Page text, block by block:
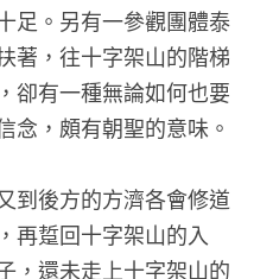
足。另有一參觀團體泰
著，往十字架山的階梯
卻有一種無論如何也要
念，頗有朝聖的意味。
到後方的方濟各會修道
再踅回十字架山的入
，還未走上十字架山的